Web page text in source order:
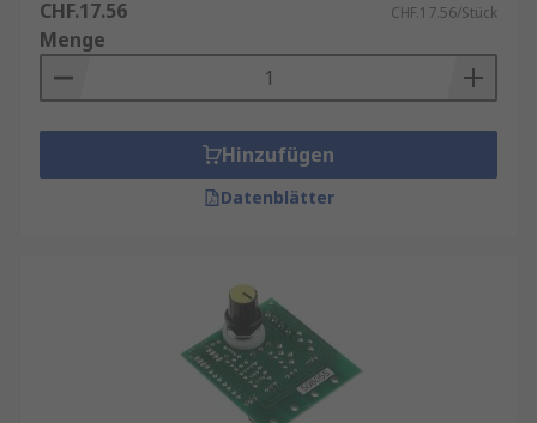
CHF.17.56 CHF.17.56/Stück
Menge
Hinzufügen
Datenblätter